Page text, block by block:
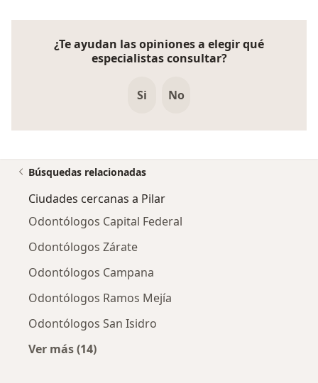
¿Te ayudan las opiniones a elegir qué
especialistas consultar?
Si No
Búsquedas relacionadas
Ciudades cercanas a Pilar
Odontólogos Capital Federal
Odontólogos Zárate
Odontólogos Campana
Odontólogos Ramos Mejía
Odontólogos San Isidro
Ver más (14)